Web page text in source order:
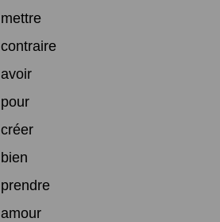
mettre
contraire
avoir
pour
créer
bien
prendre
amour